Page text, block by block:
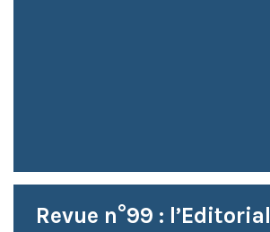
Revue n°99 : l’Editorial